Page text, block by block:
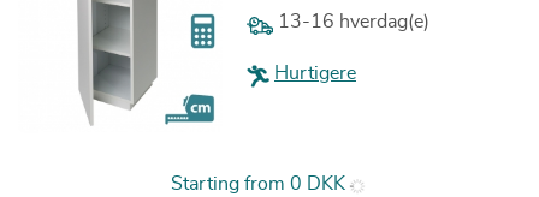
13-16 hverdag(e)
Hurtigere
Starting from Pris
0 DKK